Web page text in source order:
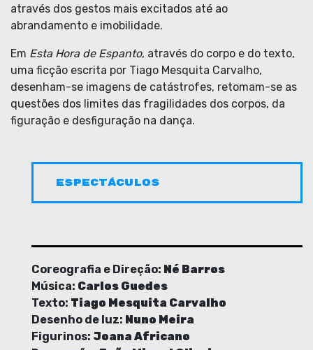
através dos gestos mais excitados até ao
abrandamento e imobilidade.
Em Esta Hora de Espanto, através do corpo e do texto,
uma ficção escrita por Tiago Mesquita Carvalho,
desenham-se imagens de catástrofes, retomam-se as
questões dos limites das fragilidades dos corpos, da
figuração e desfiguração na dança.
ESPECTÁCULOS
Coreografia e Direção: Né Barros
Música: Carlos Guedes
Texto: Tiago Mesquita Carvalho
Desenho de luz: Nuno Meira
Figurinos: Joana Africano